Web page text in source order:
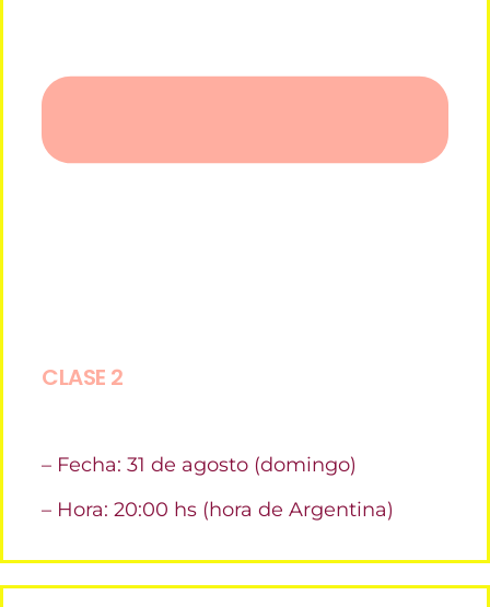
CLASE 2
– Fecha: 31 de agosto (domingo)
– Hora: 20:00 hs (hora de Argentina)